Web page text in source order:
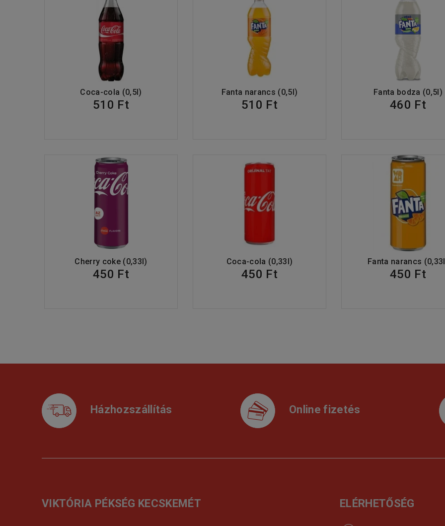
Coca-cola (0,5l)
510 Ft
Fanta narancs (0,5l)
510 Ft
Fanta bodza (0,5l)
460 Ft
Cherry coke (0,33l)
450 Ft
Coca-cola (0,33l)
450 Ft
Fanta narancs
450 Ft
Házhozszállítás Online fizetés
VIKTÓRIA PÉKSÉG KECSKEMÉT ELÉRHETŐSÉG